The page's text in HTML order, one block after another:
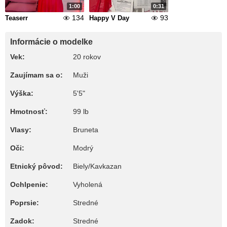
1:00
Teaserr 134
0:31
Happy V Day 93
Informácie o modelke
Vek: 20 rokov
Zaujímam sa o: Muži
Výška: 5'5"
Hmotnosť: 99 lb
Vlasy: Bruneta
Oči: Modrý
Etnický pôvod: Biely/Kavkazan
Ochlpenie: Vyholená
Poprsie: Stredné
Zadok: Stredné